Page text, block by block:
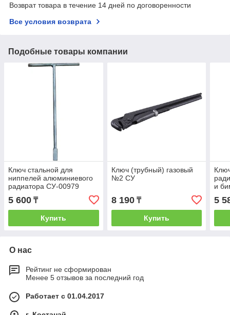
Возврат товара в течение 14 дней по договоренности
Все условия возврата
Подобные товары компании
Ключ стальной для
ниппелей алюминиевого
радиатора СУ-00979
5 600 ₸
Купить
Ключ (трубный) газовый
№2 СУ
8 190₸
Купить
и
5
О нас
Рейтинг не сформирован
Менее 5 отзывов за последний год
Работает с 01.04.2017